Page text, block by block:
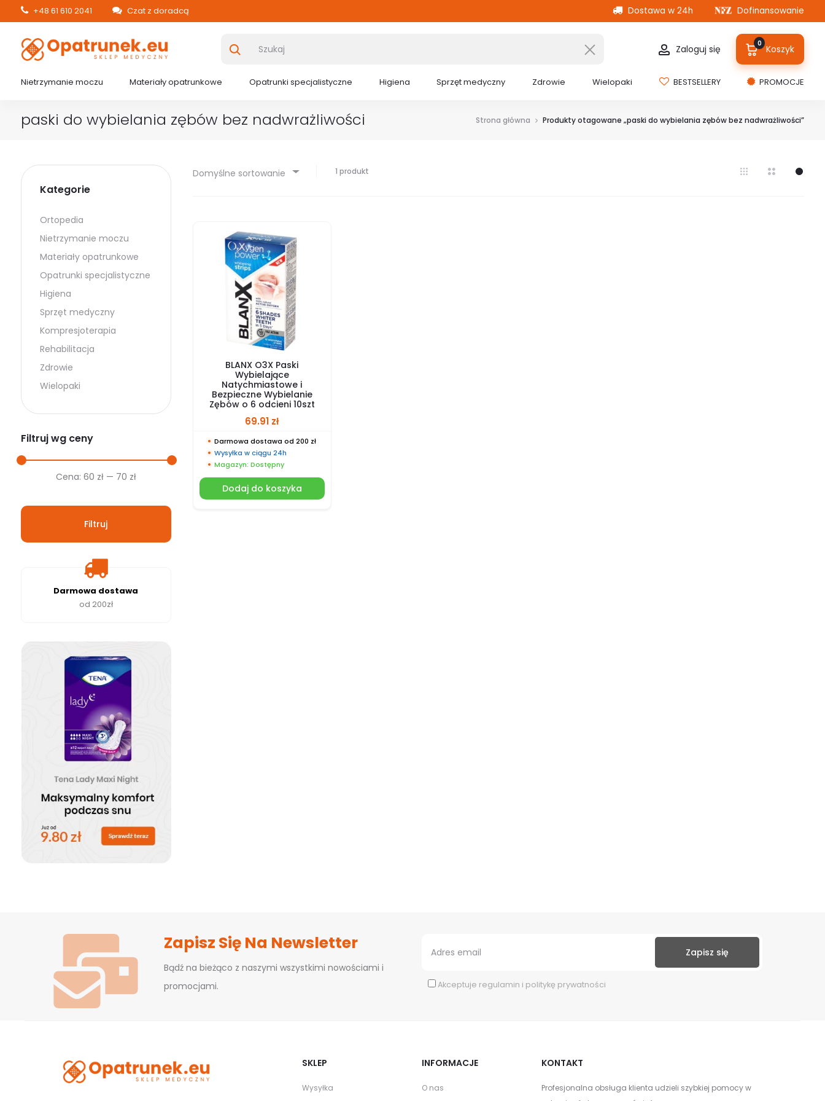
+48 61 610 2041 Czat z doradcą Dostawa w 24h Dofinansowanie
Zaloguj się 0 Koszyk
Nietrzymanie moczu Materiały opatrunkowe Opatrunki specjalistyczne Higiena Sprzęt medyczny Zdrowie Wielopaki BESTSELLERY PROMOCJE
paski do wybielania zębów bez nadwrażliwości Strona główna Produkty otagowane „paski do wybielania zębów bez nadwrażliwości”
Domyślne sortowanie 1 produkt
BLANX O3X Paski
Wybielające
Natychmiastowe i
Bezpieczne Wybielanie
Zębów o 6 odcieni 10szt
69.91 zł
Darmowa dostawa od 200 zł
Wysyłka w ciągu 24h
Magazyn: Dostępny
Dodaj do koszyka
Kategorie
Ortopedia
Nietrzymanie moczu
Materiały opatrunkowe
Opatrunki specjalistyczne
Higiena
Sprzęt medyczny
Kompresjoterapia
Rehabilitacja
Zdrowie
Wielopaki
Filtruj wg ceny
Cena
Cena
Filtruj
Cena: 60 zł— 70 zł
Darmowa dostawa
od 200zł
Zapisz Się Na Newsletter
Bądź na bieżąco z naszymi wszystkimi nowościami i
promocjami.
Akceptuje regulamin i politykę prywatności
SKLEP
Wysyłka
INFORMACJE
O nas
KONTAKT
Profesjonalna obsługa klienta udzieli szybkiej pomocy w